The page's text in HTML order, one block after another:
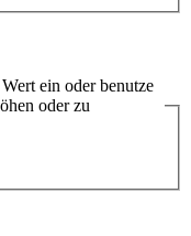
ein oder benutze
oder zu